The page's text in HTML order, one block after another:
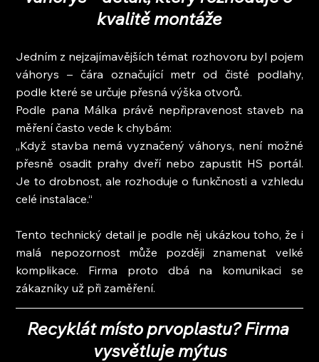
kvalitě montáže
Jedním z nejzajímavějších témat rozhovoru byl pojem
váhorys – čára označující metr od čisté podlahy,
podle které se určuje přesná výška otvorů.
Podle pana Málka právě nepřipravenost staveb na
měření často vede k chybám:
„Když stavba nemá vyznačený váhorys, není možné
přesně osadit prahy dveří nebo zapustit HS portál.
Je to drobnost, ale rozhoduje o funkčnosti a vzhledu
celé instalace.“
Tento technický detail je podle něj ukázkou toho, že i
malá nepozornost může později znamenat velké
komplikace. Firma proto dbá na komunikaci se
zákazníky už při zaměření.
Recyklát místo prvoplastu? Firma
vysvětluje mýtus